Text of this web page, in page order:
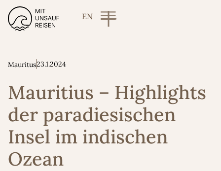
EN
Mauritus23.1.2024
Mauritius – Highlights
der paradies­ischen
Insel im indischen
Ozean